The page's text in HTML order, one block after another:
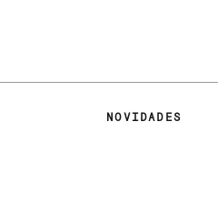
NOVIDADES